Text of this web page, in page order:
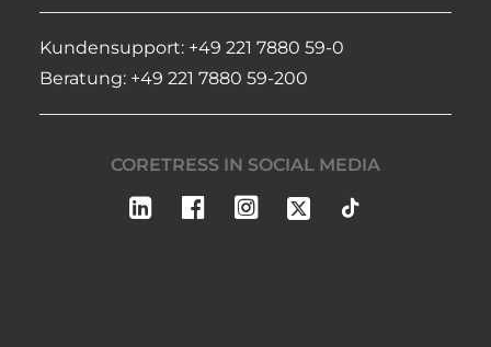
Kundensupport: +49 221 7880 59-0
Beratung: +49 221 7880 59-200
CORETRESS IN SOCIAL MEDIA